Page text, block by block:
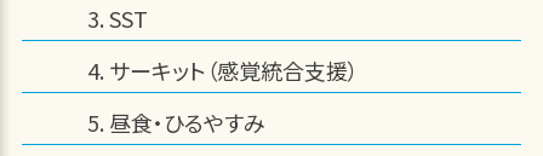
SST
サーキット（感覚統合支援）
昼食・ひるやすみ